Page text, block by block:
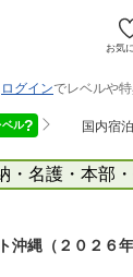
お気
・名護・本部
沖縄（２０２６